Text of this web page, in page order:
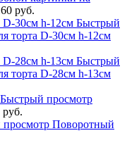
руб.
Быстрый
торта D-30см h-12см
Быстрый
торта D-28см h-13см
Быстрый просмотр
руб.
Поворотный